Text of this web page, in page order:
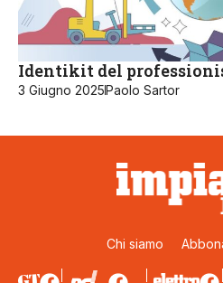
Identikit del
3 Giugno 2025Paolo Sartor
Chi siamo